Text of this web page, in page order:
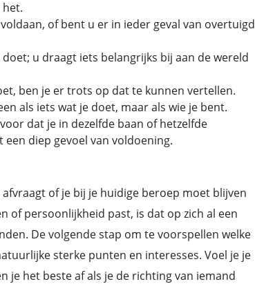
het.
of bent u er in ieder geval van overtuigd
u draagt iets belangrijks bij aan de wereld
ben je er trots op dat te kunnen vertellen.
als iets wat je doet, maar als wie je bent.
dat je in dezelfde baan of hetzelfde
diep gevoel van voldoening.
of je bij je huidige beroep moet blijven
of persoonlijkheid past, is dat op zich al een
De volgende stap om te voorspellen welke
sterke punten en interesses. Voel je je
je het beste af als je de richting van iemand